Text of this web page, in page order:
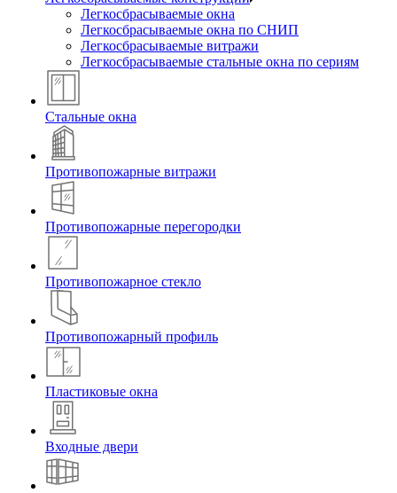
Легкосбрасываемые окна
Легкосбрасываемые окна по СНИП
Легкосбрасываемые витражи
Легкосбрасываемые стальные окна по сериям
Стальные окна
Противопожарные витражи
Противопожарные перегородки
Противопожарное стекло
Противопожарный профиль
Пластиковые окна
Входные двери